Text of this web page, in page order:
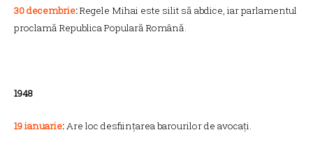
30 decembrie:Regele Mihai este silit să abdice, iar parlamentul
proclamă Republica Populară Română.
1948
19 ianuarie:Are loc desființarea barourilor de avocați.